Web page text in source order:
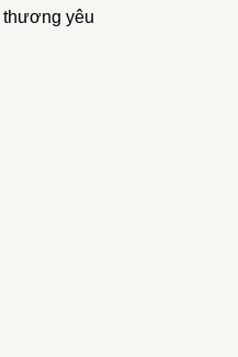
thương yêu